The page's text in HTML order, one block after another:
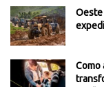
Oeste
Como